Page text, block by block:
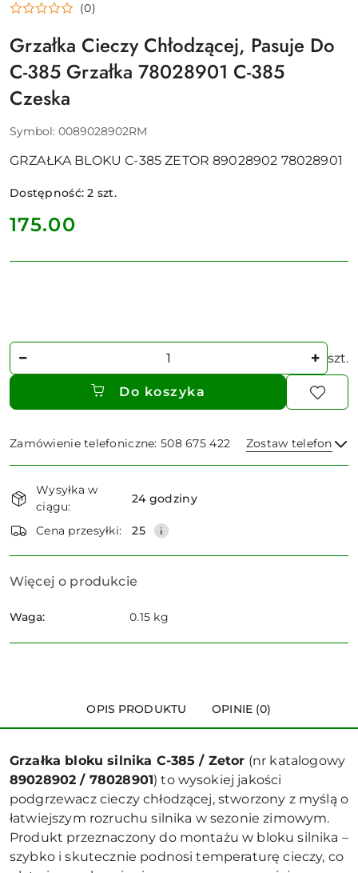
(0)
Grzałka Cieczy Chłodzącej, Pasuje Do
C-385 Grzałka 78028901 C-385
Czeska
Symbol: 0089028902RM
GRZAŁKA BLOKU C-385 ZETOR 89028902 78028901
Dostępność:2 szt.
cena:
175.00
szt.
Do koszyka
Zamówienie telefoniczne: 508 675 422 Zostaw telefon
i
dostawa
Wysyłka w
ciągu:
24 godziny
Cena przesyłki: 25
Więcej o produkcie
Waga: 0.15 kg
OPIS PRODUKTU OPINIE (0)
Grzałka bloku silnika C-385 / Zetor (nr katalogowy
89028902 / 78028901) to wysokiej jakości
podgrzewacz cieczy chłodzącej, stworzony z myślą o
łatwiejszym rozruchu silnika w sezonie zimowym.
Produkt przeznaczony do montażu w bloku silnika –
szybko i skutecznie podnosi temperaturę cieczy, co